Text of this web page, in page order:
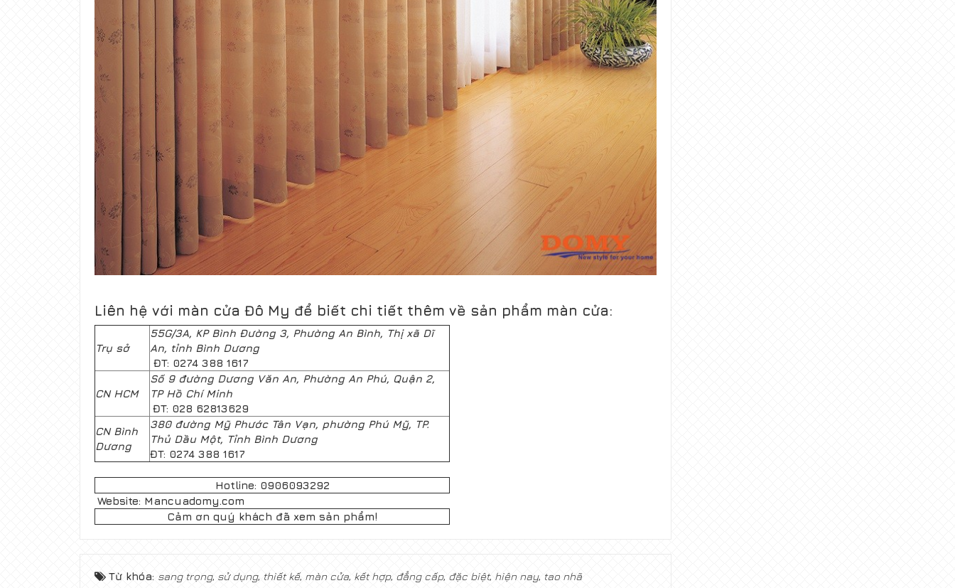
Liên hệ với màn cửa Đô My để biết chi tiết thêm về sản phẩm màn cửa:
Trụ sở
55G/3A, KP Bình Đường 3, Phường An Bình, Thị xã Dĩ
An, tỉnh Bình Dương
ĐT: 0274 388 1617
CN HCM
Số 9 đường Dương Văn An, Phường An Phú, Quận 2,
TP Hồ Chí Minh
ĐT: 028 62813629
CN Bình
Dương
380 đường Mỹ Phước Tân Vạn, phường Phú Mỹ, TP.
Thủ Dầu Một, Tỉnh Bình Dương
ĐT: 0274 388 1617
Hotline: 0906093292
Website: Mancuadomy.com
Cảm ơn quý khách đã xem sản phẩm!
Từ khóa: sang trọng, sử dụng, thiết kế, màn cửa, kết hợp, đẳng cấp, đặc biệt, hiện nay, tao nhã